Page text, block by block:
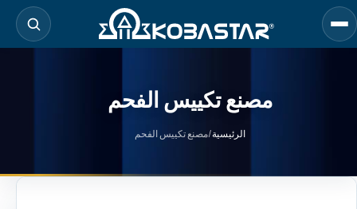
الانتقال
إلى
المحتوى
مصنع تكييس الفحم
الرئيسية/مصنع تكييس الفحم